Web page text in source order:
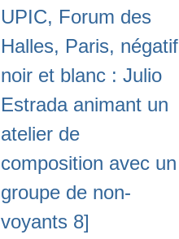
UPIC, Forum des
Halles, Paris, négatif
noir et blanc : Julio
Estrada animant un
atelier de
composition avec un
groupe de non-
voyants 8]